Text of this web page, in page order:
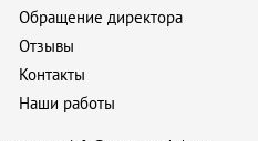
Обращение директора
Отзывы
Контакты
Наши работы